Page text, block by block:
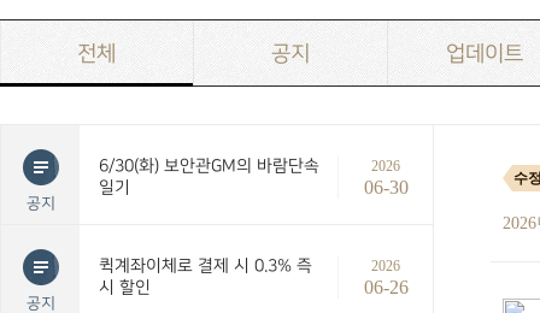
전체 공지 업데이트
공지
6/30(화) 보안관GM의 바람단속
일기
2026
06-30
공지
퀵계좌이체로 결제 시 0.3% 즉
시 할인
2026
06-26
수